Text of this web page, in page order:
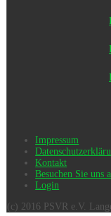
Impressum
Kontakt
Besuchen Sie uns
Login
(c) 2016 PSVR e.V.